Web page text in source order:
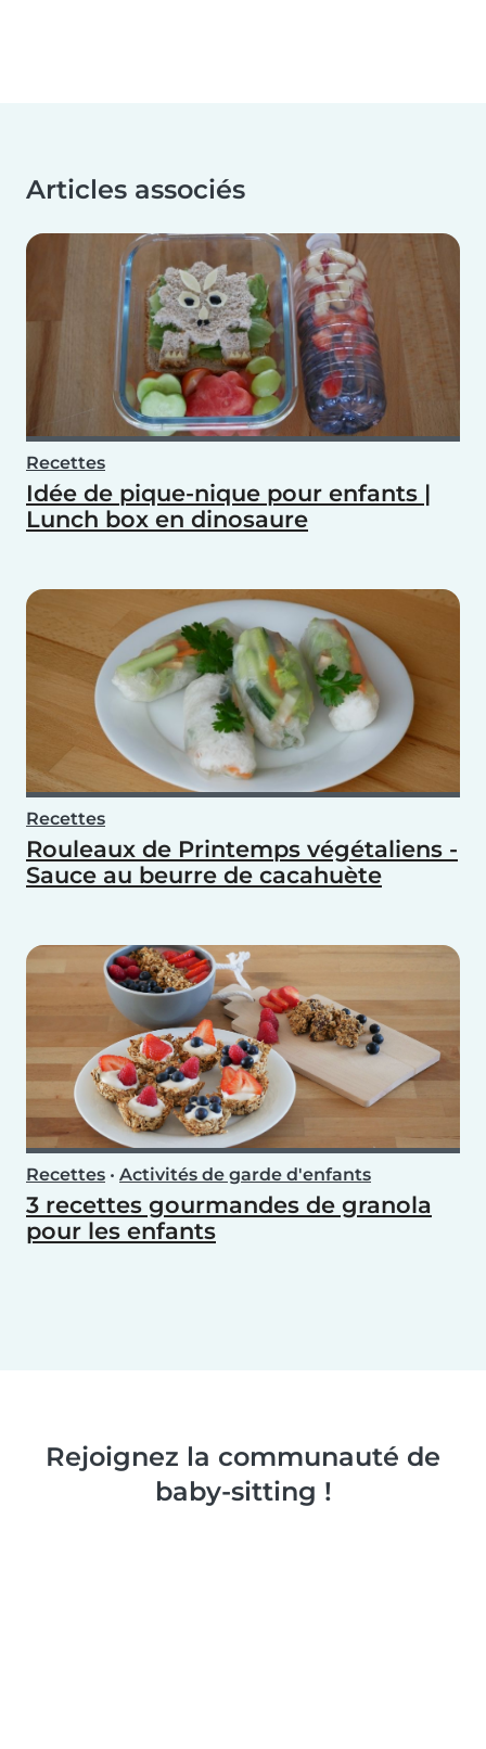
Articles associés
Recettes
Idée de pique-nique pour enfants |
Lunch box en dinosaure
Recettes
Rouleaux de Printemps végétaliens -
Sauce au beurre de cacahuète
Recettes • Activités de garde d'enfants
3 recettes gourmandes de granola
pour les enfants
Rejoignez la communauté de
baby-sitting !